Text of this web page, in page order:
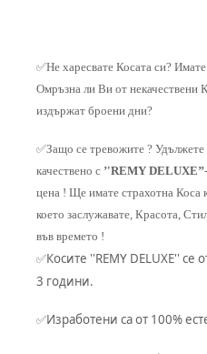
✅Не харесвате Косата си?
Омръзна ли Ви от некачествени
издържат броени дни?
✅Защо се тревожите ? Удължете
качествено с ’'REMY DELUXE’’
цена ! Ще имате страхотна Коса
което заслужавате, Красота,
във времето !
✅Косите ''REMY DELUXE''
3 години.
✅Изработени са от 100%